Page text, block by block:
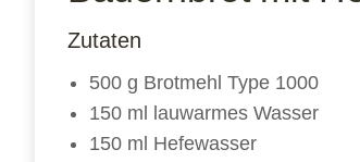
Zutaten
500 g Brotmehl Type 1000
150 ml lauwarmes Wasser
150 ml Hefewasser